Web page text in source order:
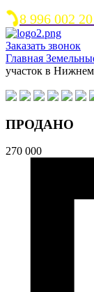
8 996 002 20
Заказать звонок
Главная
участок в
ПРОДАНО
270 000